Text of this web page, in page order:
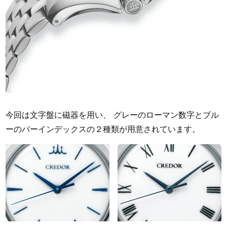
今回は文字盤に磁器を用い、 グレーのローマン数字とブル
ーのバーインデックスの２種類が用意されています。